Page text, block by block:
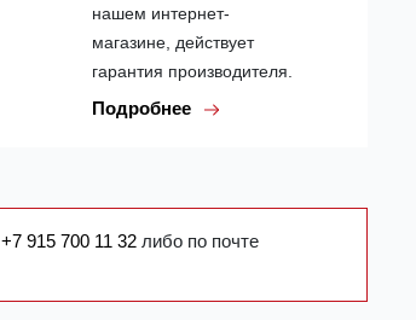
нашем интернет-
магазине, действует
гарантия производителя.
Подробнее
+7 915 700 11 32 либо по почте